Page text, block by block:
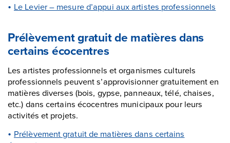
Le Levier – mesure d’appui aux artistes professionnels
Prélèvement gratuit de matières dans
certains écocentres
Les artistes professionnels et organismes culturels
professionnels peuvent s’approvisionner gratuitement en
matières diverses (bois, gypse, panneaux, télé, chaises,
etc.) dans certains écocentres municipaux pour leurs
activités et projets.
Prélèvement gratuit de matières dans certains